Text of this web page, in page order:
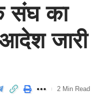
संघ का
जारी
2 Min Read